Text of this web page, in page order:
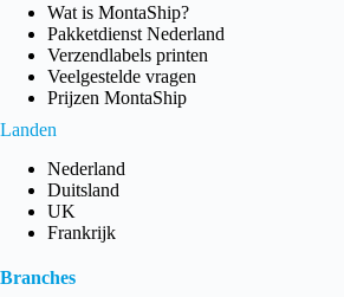
Wat is MontaShip?
Pakketdienst Nederland
Verzendlabels printen
Veelgestelde vragen
Prijzen MontaShip
Landen
Nederland
Duitsland
UK
Frankrijk
Branches